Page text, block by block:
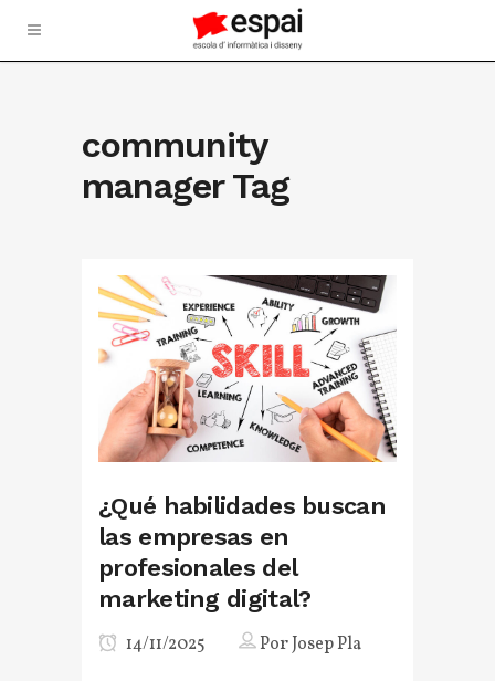
community
manager Tag
¿Qué habilidades buscan
las empresas en
profesionales del
marketing digital?
14/11/2025 PorJosep Pla